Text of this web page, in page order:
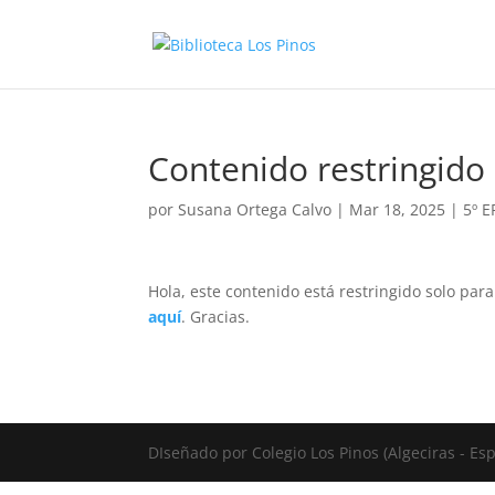
Contenido restringido
porSusana Ortega Calvo | Mar 18, 2025 | 5º
Hola, este contenido está restringido solo
aquí. Gracias.
DIseñado por Colegio Los Pinos (Algeciras -